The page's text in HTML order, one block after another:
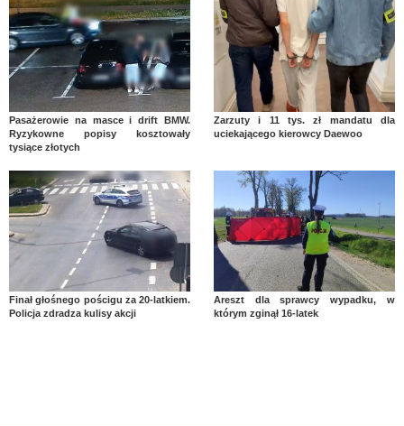
Pasażerowie na masce i drift BMW.
Ryzykowne popisy kosztowały
tysiące złotych
Zarzuty i 11 tys. zł mandatu dla
uciekającego kierowcy Daewoo
Finał głośnego pościgu za 20-latkiem.
Policja zdradza kulisy akcji
Areszt dla sprawcy wypadku, w
którym zginął 16-latek